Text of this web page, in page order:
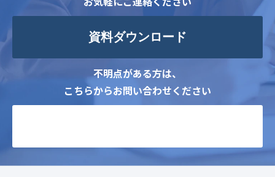
資料ダウンロード
不明点がある方は、
こちらからお問い合わせください